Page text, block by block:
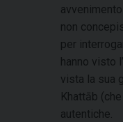
non
per
hanno visto
vista la sua
Khattāb
autentiche.